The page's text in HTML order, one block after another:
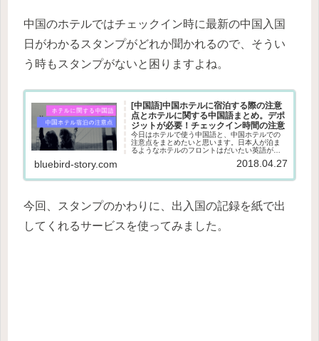
中国のホテルではチェックイン時に最新の中国入国
日がわかるスタンプがどれか聞かれるので、そうい
う時もスタンプがないと困りますよね。
[中国語]中国ホテルに宿泊する際の注意
点とホテルに関する中国語まとめ。デポ
ジットが必要！チェックイン時間の注意
今日はホテルで使う中国語と、中国ホテルでの
注意点をまとめたいと思います。日本人が泊ま
るようなホテルのフロントはだいたい英語が話
一通じなかったり、中国語でやりとりしてみた
bluebird-story.com 2018.04.27
今回、スタンプのかわりに、出入国の記録を紙で出
してくれるサービスを使ってみました。